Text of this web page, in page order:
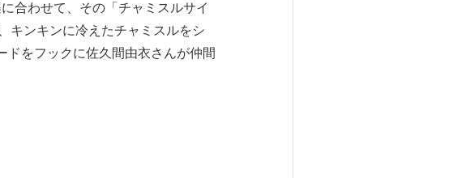
合わせて、その「チャミスルサイ
キンキンに冷えたチャミスルをシ
ドをフックに佐久間由衣さんが仲間